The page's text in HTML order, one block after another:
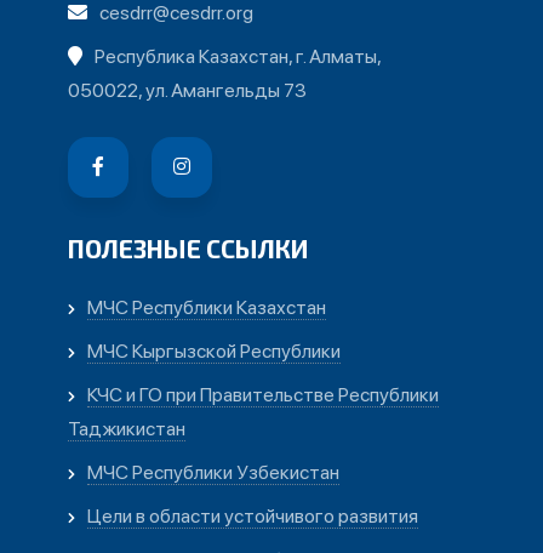
cesdrr@cesdrr.org
Республика Казахстан, г. Алматы,
050022, ул. Амангельды 73
ПОЛЕЗНЫЕ ССЫЛКИ
МЧС Республики Казахстан
МЧС Кыргызской Республики
КЧС и ГО при Правительстве Республики
Таджикистан
МЧС Республики Узбекистан
Цели в области устойчивого развития